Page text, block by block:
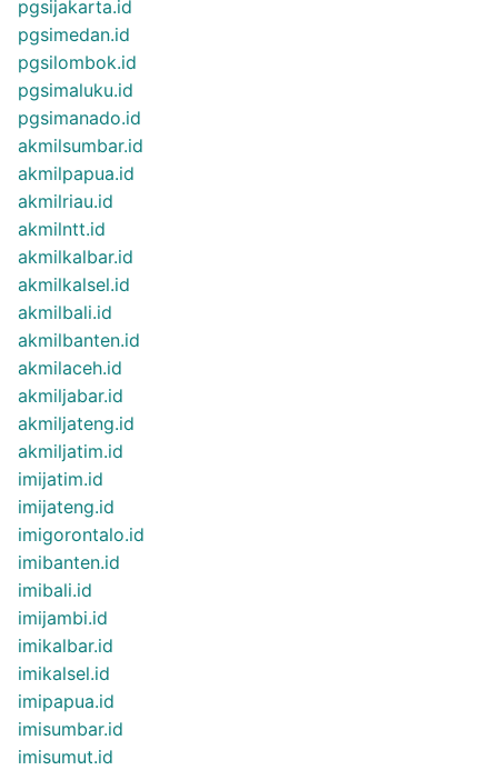
pgsijakarta.id
pgsimedan.id
pgsilombok.id
pgsimaluku.id
pgsimanado.id
akmilsumbar.id
akmilpapua.id
akmilriau.id
akmilntt.id
akmilkalbar.id
akmilkalsel.id
akmilbali.id
akmilbanten.id
akmilaceh.id
akmiljabar.id
akmiljateng.id
akmiljatim.id
imijatim.id
imijateng.id
imigorontalo.id
imibanten.id
imibali.id
imijambi.id
imikalbar.id
imikalsel.id
imipapua.id
imisumbar.id
imisumut.id